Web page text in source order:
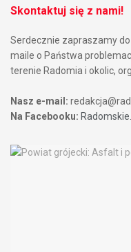
Skontaktuj się z nami!
Serdecznie zapraszamy
maile o Państwa
terenie Radomia i okolic,
Nasz e-mail:
Na Facebooku: